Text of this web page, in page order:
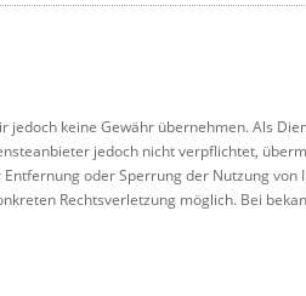
keine Gewähr übernehmen. Als
jedoch nicht verpflichtet,
oder Sperrung der Nutzung von
Rechtsverletzung möglich. Bei